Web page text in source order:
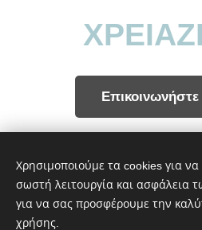
Επικοινωνήστε
Χρησιμοποιούμε τα cookies για
σωστή λειτουργία και ασφάλεια
για να σας προσφέρουμε την
χρήσης.